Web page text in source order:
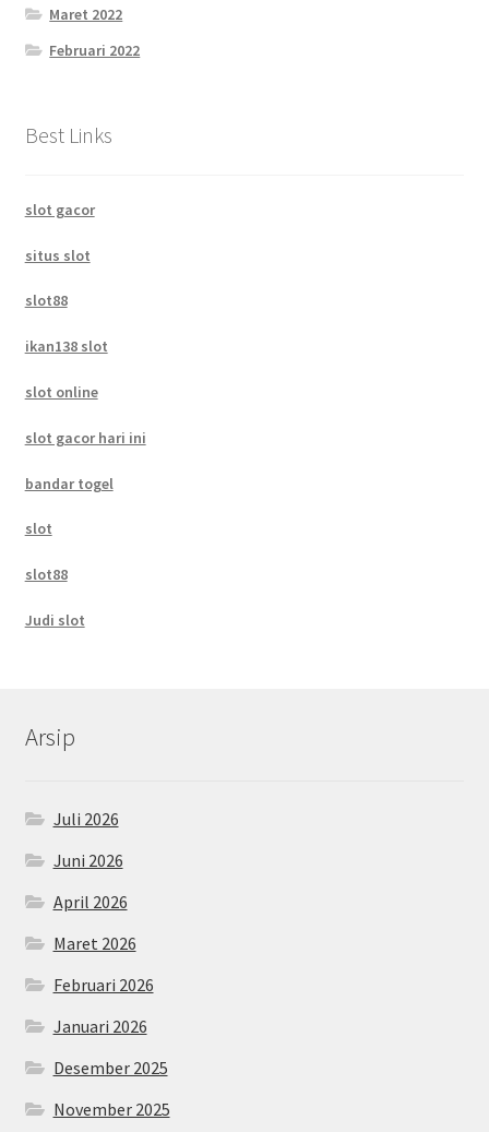
Maret 2022
Februari 2022
Best Links
slot gacor
situs slot
slot88
ikan138 slot
slot online
slot gacor hari ini
bandar togel
slot
slot88
Judi slot
Arsip
Juli 2026
Juni 2026
April 2026
Maret 2026
Februari 2026
Januari 2026
Desember 2025
November 2025